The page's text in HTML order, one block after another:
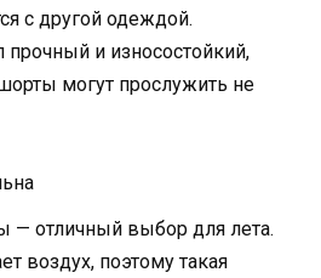
с другой одеждой.
и износостойкий,
могут прослужить не
отличный выбор для лета.
воздух, поэтому такая